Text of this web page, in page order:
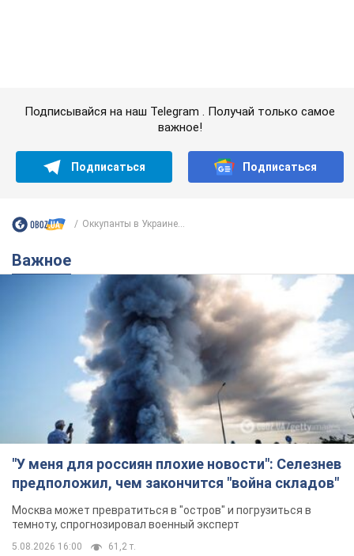
Важное
"У меня для россиян плохие новости": Селезнев
предположил, чем закончится "война складов"
Москва может превратиться в "остров" и погрузиться в
темноту, спрогнозировал военный эксперт
5.08.2026 16:00 61,2 т.
Банки "готовятся" к новому курсу
доллара: украинцам рассказали,
чего ожидать
5.08.2026 23:12 121,0 т.